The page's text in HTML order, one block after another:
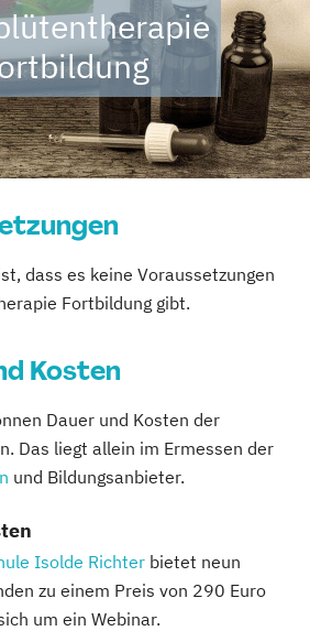
dass es keine Voraussetzungen
Fortbildung gibt.
Kosten
Dauer und Kosten der
Das liegt allein im Ermessen der
und Bildungsanbieter.
Isolde Richter bietet neun
zu einem Preis von 290 Euro
um ein Webinar.